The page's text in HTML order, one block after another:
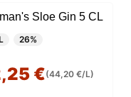
Sloe Gin 5 CL
26%
€(44,20 €/L)